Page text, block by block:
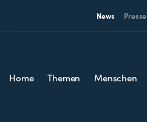
News Presse
Home Themen Menschen